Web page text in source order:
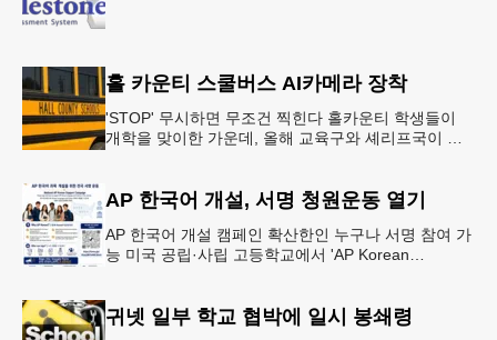
홀 카운티 스쿨버스 AI카메라 장착
'STOP' 무시하면 무조건 찍힌다 홀카운티 학생들이
개학을 맞이한 가운데, 올해 교육구와 셰리프국이 학
AP 한국어 개설, 서명 청원운동 열기
AP 한국어 개설 캠페인 확산한인 누구나 서명 참여 가
능 미국 공립·사립 고등학교에서 'AP Korean
귀넷 일부 학교 협박에 일시 봉쇄령